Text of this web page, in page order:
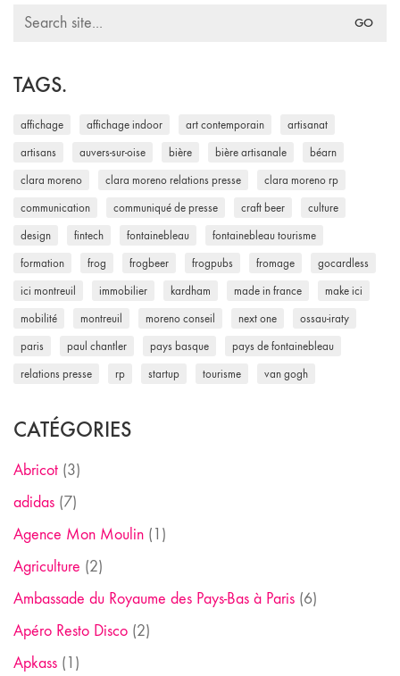
Search
TAGS.
affichage affichage indoor art contemporain artisanat
artisans auvers-sur-oise bière bière artisanale béarn
clara moreno clara moreno relations presse clara moreno rp
communication communiqué de presse craft beer culture
design fintech fontainebleau fontainebleau tourisme
formation frog frogbeer frogpubs fromage gocardless
ici montreuil immobilier kardham made in france make ici
mobilité montreuil moreno conseil next one ossau-iraty
paris paul chantler pays basque pays de fontainebleau
relations presse rp startup tourisme van gogh
CATÉGORIES
Abricot (3)
adidas (7)
Agence Mon Moulin (1)
Agriculture (2)
Ambassade du Royaume des Pays-Bas à Paris (6)
Apéro Resto Disco (2)
Apkass (1)